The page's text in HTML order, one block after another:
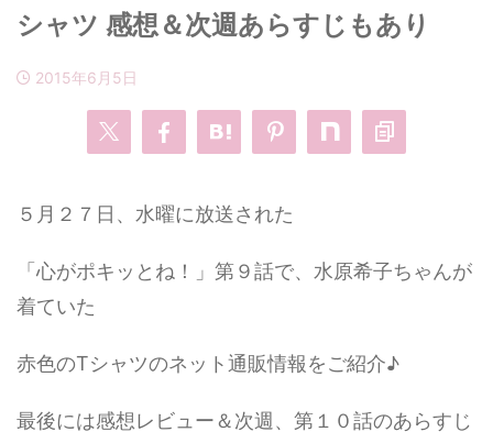
広瀬すず
・無能の鷹
・若草物語
・サイレント
・バッグ
・ 腕時計
シャツ 感想＆次週あらすじもあり
2015年6月5日
５月２７日、水曜に放送された
「心がポキッとね！」第９話で、水原希子ちゃんが
着ていた
赤色のTシャツのネット通販情報をご紹介♪
最後には感想レビュー＆次週、第１０話のあらすじ